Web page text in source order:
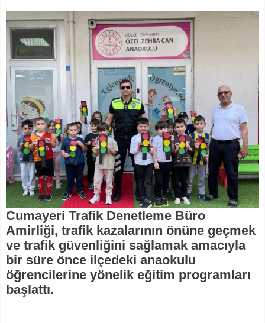
Cumayeri Trafik Denetleme Büro
Amirliği, trafik kazalarının önüne geçmek
ve trafik güvenliğini sağlamak amacıyla
bir süre önce ilçedeki anaokulu
öğrencilerine yönelik eğitim programları
başlattı.